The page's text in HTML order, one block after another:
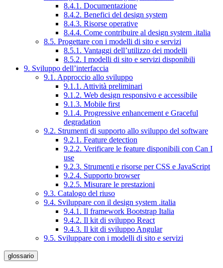
8.4.1. Documentazione
8.4.2. Benefici del design system
8.4.3. Risorse operative
8.4.4. Come contribuire al design system .italia
8.5. Progettare con i modelli di sito e servizi
8.5.1. Vantaggi dell’utilizzo dei modelli
8.5.2. I modelli di sito e servizi disponibili
9. Sviluppo dell’interfaccia
9.1. Approccio allo sviluppo
9.1.1. Attività preliminari
9.1.2. Web design responsivo e accessibile
9.1.3. Mobile first
9.1.4. Progressive enhancement e Graceful
degradation
9.2. Strumenti di supporto allo sviluppo del software
9.2.1. Feature detection
9.2.2. Verificare le feature disponibili con Can I
use
9.2.3. Strumenti e risorse per CSS e JavaScript
9.2.4. Supporto browser
9.2.5. Misurare le prestazioni
9.3. Catalogo del riuso
9.4. Sviluppare con il design system .italia
9.4.1. Il framework Bootstrap Italia
9.4.2. Il kit di sviluppo React
9.4.3. Il kit di sviluppo Angular
9.5. Sviluppare con i modelli di sito e servizi
glossario